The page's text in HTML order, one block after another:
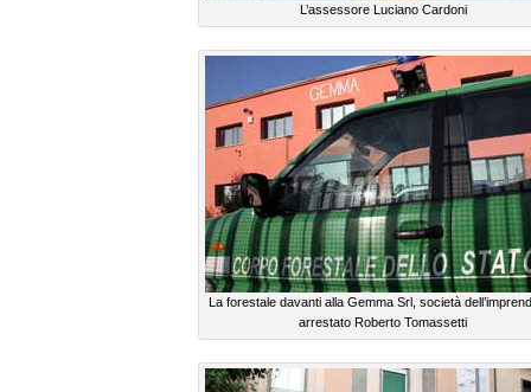
L’assessore Luciano Cardoni
La forestale davanti alla Gemma Srl, società
arrestato Roberto Tomassetti